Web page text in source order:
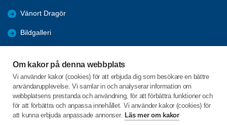
Om kakor på denna webbplats
Vi använder kakor (cookies) för att erbjuda dig som besökare en bättre
användarupplevelse. Vi samlar in och analyserar information om
webbplatsens prestanda och användning, för att förbättra funktioner och
för att förbättra och anpassa innehållet. Vi använder kakor (cookies) för
att kunna erbjuda anpassade annonser. Läs mer om kakor
Vänort Dragör
Bildgalleri
KPR och distrikts info
C/o:Gunilla Willsteen